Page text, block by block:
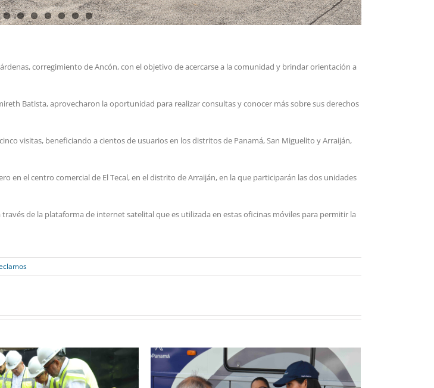
corregimiento de Ancón, con el objetivo de acercarse a la comunidad y brindar orientación a
Batista, aprovecharon la oportunidad para realizar consultas y conocer más sobre sus derechos
visitas, beneficiando a cientos de usuarios en los distritos de Panamá, San Miguelito y Arraiján,
en el centro comercial de El Tecal, en el distrito de Arraiján, en la que participarán las dos unidades
de la plataforma de internet satelital que es utilizada en estas oficinas móviles para permitir la